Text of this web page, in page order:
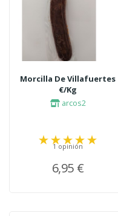
Morcilla De Villafuertes
€/Kg
arcos2
1 opinión
6,95 €